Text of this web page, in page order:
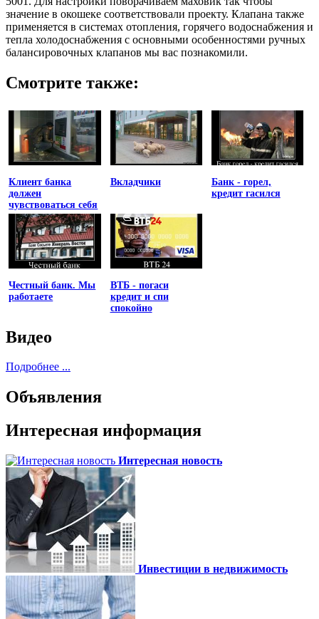
значение в окошеке соответствовали проекту. Клапана также
применяется в системах отопления, горячего водоснабжения и
тепла холодоснабжения с основными особенностями ручных
балансировочных клапанов мы вас познакомили.
Смотрите также:
Клиент банка
должен
чувствоваться себя
униженным
Вкладчики
Банк - горел,
кредит гасился
Честный банк. Мы
работаете
ВТБ - погаси
кредит и спи
спокойно
Видео
Подробнее ...
Объявления
Интересная информация
Интересная новость
Инвестиции в недвижимость